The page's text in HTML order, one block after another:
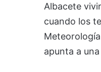
Albacete
cuando los
apunta a